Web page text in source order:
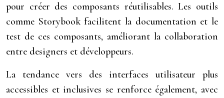
pour créer des composants réutilisables. Les outils
comme Storybook facilitent la documentation et le
test de ces composants, améliorant la collaboration
entre designers et développeurs.
La tendance vers des interfaces utilisateur plus
accessibles et inclusives se renforce également, avec